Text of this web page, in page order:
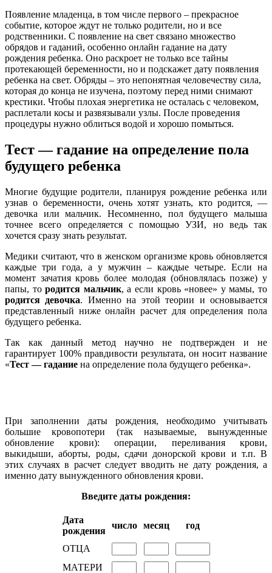
Появление младенца, в том числе первого – прекрасное
событие, которое ждут не только родители, но и все
родственники. С появление на свет связано множество
обрядов и гаданий, особенно онлайн гадание на дату
рождения ребенка. Оно раскроет не только все тайны
протекающей беременности, но и подскажет дату появления
ребенка на свет. Обряды – это непонятная человечеству сила,
которая до конца не изучена, поэтому перед ними снимают
крестики. Чтобы плохая энергетика не осталась с человеком,
расплетали косы и развязывали узлы. После проведения
процедуры нужно облиться водой и хорошо помыться.
Тест — гадание на определение пола
будущего ребенка
Многие будущие родители, планируя рождение ребенка или
узнав о беременности, очень хотят узнать, кто родится, —
девочка или мальчик. Несомненно, пол будущего малыша
точнее всего определяется с помощью УЗИ, но ведь так
хочется сразу знать результат.
Медики считают, что в женском организме кровь обновляется
каждые три года, а у мужчин – каждые четыре. Если на
момент зачатия кровь более молодая (обновлялась позже) у
папы, тородится мальчик, а если кровь «новее» у мамы, то
родится девочка. Именно на этой теории и основывается
представленный ниже онлайн расчет для определения пола
будущего ребенка.
Так как данный метод научно не подтвержден и не
гарантирует 100% правдивости результата, он носит название
«Тест — гадание на определение пола будущего ребенка».
При заполнении даты рождения, необходимо учитывать
большие кровопотери (так называемые, вынужденные
обновление крови): операции, переливания крови,
выкидыши, аборты, роды, сдачи донорской крови и т.п. В
этих случаях в расчет следует вводить не дату рождения, а
именно дату вынужденного обновления крови.
Введите даты рождения:
Дата
рождения
число месяц год
ОТЦА
МАТЕРИ